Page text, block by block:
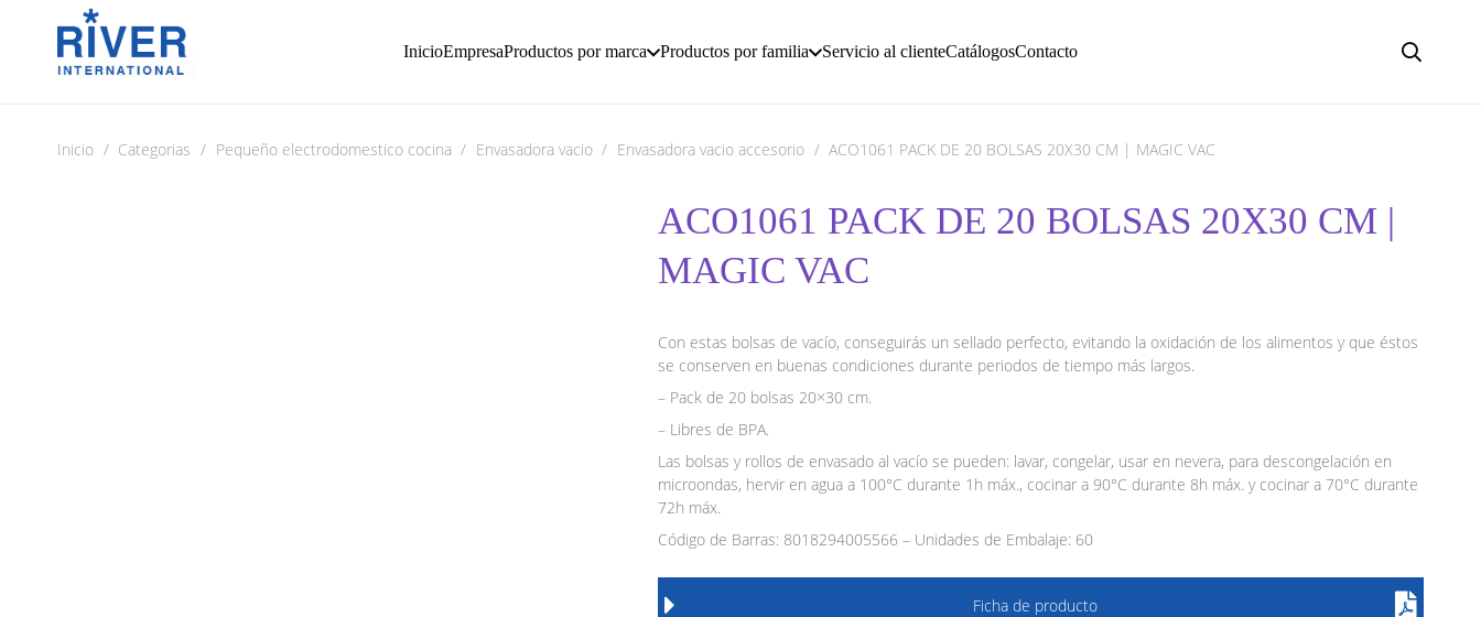
InicioEmpresaProductos por marca Productos por familia Servicio al clienteCatálogosContacto
Inicio / Categorias / Pequeño electrodomestico cocina / Envasadora vacio / Envasadora vacio accesorio / ACO1061 PACK DE 20 BOLSAS 20X30 CM | MAGIC VAC
ACO1061 PACK DE 20 BOLSAS 20X30 CM |
MAGIC VAC
Con estas bolsas de vacío, conseguirás un sellado perfecto, evitando la oxidación de los alimentos y que éstos
se conserven en buenas condiciones durante periodos de tiempo más largos.
– Pack de 20 bolsas 20×30 cm.
– Libres de BPA.
Las bolsas y rollos de envasado al vacío se pueden: lavar, congelar, usar en nevera, para descongelación en
microondas, hervir en agua a 100°C durante 1h máx., cocinar a 90°C durante 8h máx. y cocinar a 70°C durante
72h máx.
Código de Barras: 8018294005566 – Unidades de Embalaje: 60
Ficha de producto